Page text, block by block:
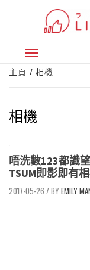
Primary
Menu
主頁 相機
相機
唔洗數123都識
TSUM即影即有
2017-05-26 / EMILY